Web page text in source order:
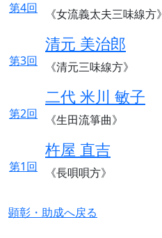
第4回 《女流義太夫三味線方》
第3回
清元 美治郎
《清元三味線方》
第2回
二代 米川 敏子
《生田流箏曲》
第1回
杵屋 直吉
《長唄唄方》
顕彰・助成へ戻る